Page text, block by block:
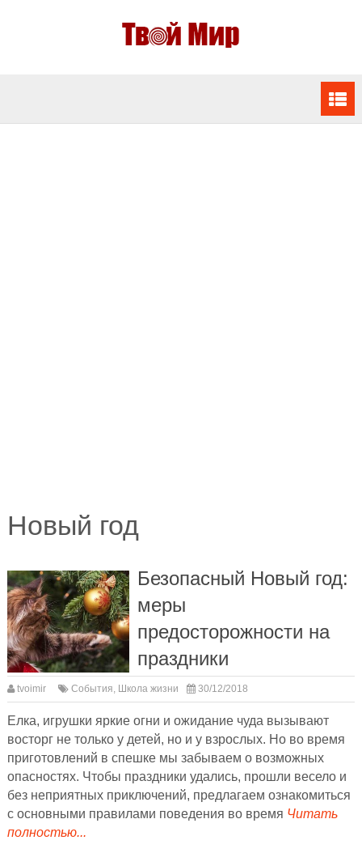
Новый год
Безопасный Новый год:
меры
предосторожности на
праздники
tvoimir События, Школа жизни 30/12/2018
Елка, игрушки яркие огни и ожидание чуда вызывают
восторг не только у детей, но и у взрослых. Но во время
приготовлений в спешке мы забываем о возможных
опасностях. Чтобы праздники удались, прошли весело и
без неприятных приключений, предлагаем ознакомиться
с основными правилами поведения во время Читать
полностью...